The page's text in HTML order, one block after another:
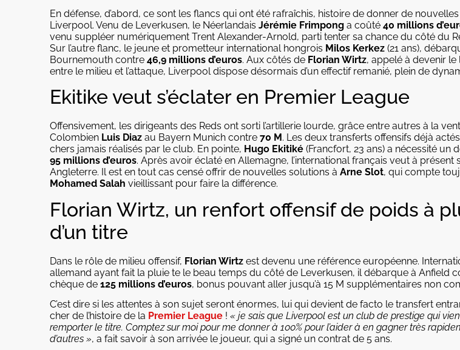
En défense, d’abord, ce sont les flancs qui ont été rafraîchis, histoire de donner de nouvelles
Liverpool. Venu de Leverkusen, le Néerlandais Jérémie Frimpong a coûté 40 millions
venu suppléer numériquement Trent Alexander-Arnold, parti tenter sa chance du côté du
Sur l’autre flanc, le jeune et prometteur international hongrois Milos Kerkez (21 ans),
Bournemouth contre 46,9 millions d’euros. Aux côtés de Florian Wirtz, appelé à devenir le
entre le milieu et l’attaque, Liverpool dispose désormais d’un effectif remanié, plein de
Ekitike veut s’éclater en Premier League
Offensivement, les dirigeants des Reds ont sorti l’artillerie lourde, grâce entre autres à la
Colombien Luis Diaz au Bayern Munich contre 70 M. Les deux transferts offensifs déjà
chers jamais réalisés par le club. En pointe, Hugo Ekitiké (Francfort, 23 ans) a nécessité un
95 millions d’euros. Après avoir éclaté en Allemagne, l’international français veut à présent
Angleterre. Il est en tout cas censé offrir de nouvelles solutions à Arne Slot, qui compte
Mohamed Salah vieillissant pour faire la différence.
Florian Wirtz, un renfort offensif de poids à
d’un titre
Dans le rôle de milieu offensif, Florian Wirtz est devenu une référence européenne.
allemand ayant fait la pluie te le beau temps du côté de Leverkusen, il débarque à Anfield
chèque de 125 millions d’euros, bonus pouvant aller jusqu’à 15 M supplémentaires non
C’est dire si les attentes à son sujet seront énormes, lui qui devient de facto le transfert
cher de l’histoire de la Premier League ! « je sais que Liverpool est un club de prestige qui
remporter le titre. Comptez sur moi pour me donner à 100% pour l’aider à en gagner très
d’autres », a fait savoir à son arrivée le joueur, qui a signé un contrat de 5 ans.